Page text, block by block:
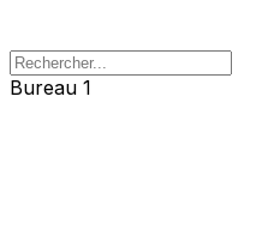
Bureau 1